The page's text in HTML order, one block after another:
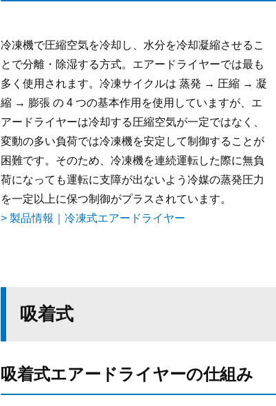
冷凍機で圧縮空気を冷却し、水分を冷却凝縮させるこ
とで分離・除湿する方式。エアードライヤーでは最も
多く使用されます。冷凍サイクルは 蒸発 → 圧縮 → 凝
縮 → 膨張 の 4 つの基本作用を使用していますが、エ
アードライヤーは冷却する圧縮空気が一定ではなく、
変動の多い負荷では冷凍機を安定して制御することが
困難です。そのため、冷凍機を連続運転した際に無負
荷になっても運転に支障が出ないよう冷媒の蒸発圧力
を一定以上に保つ制御がプラスされています。
> 製品情報｜冷凍式エアードライヤー
吸着式
吸着式エアードライヤーの仕組み